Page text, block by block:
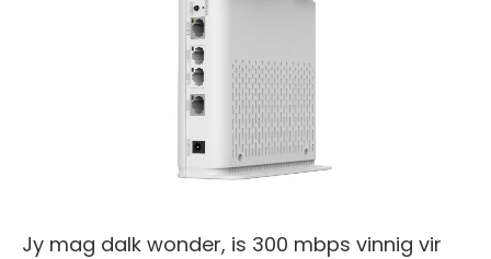
Jy mag dalk wonder, is 300 mbps vinnig vir